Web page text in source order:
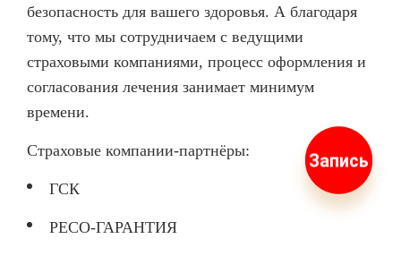
Запись
безопасность для вашего здоровья. А благодаря
тому, что мы сотрудничаем с ведущими
страховыми компаниями, процесс оформления и
согласования лечения занимает минимум
времени.
Страховые компании-партнёры:
ГСК
РЕСО-ГАРАНТИЯ